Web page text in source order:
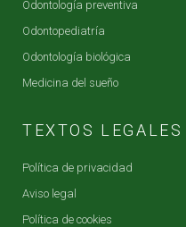
Odontología preventiva
Odontopediatría
Odontología biológica
Medicina del sueño
TEXTOS LEGALES
Política de privacidad
Aviso legal
Política de cookies